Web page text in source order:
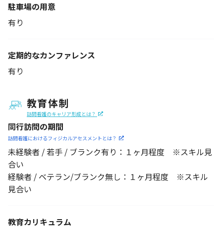
駐車場の用意
有り
定期的なカンファレンス
有り
教育体制
訪問看護のキャリア形成とは？
同行訪問の期間
訪問看護におけるフィジカルアセスメントとは？
未経験者 / 若手 / ブランク有り：１ヶ月程度 ※スキル見
合い
経験者 / ベテラン/ブランク無し：１ヶ月程度 ※スキル
見合い
教育カリキュラム